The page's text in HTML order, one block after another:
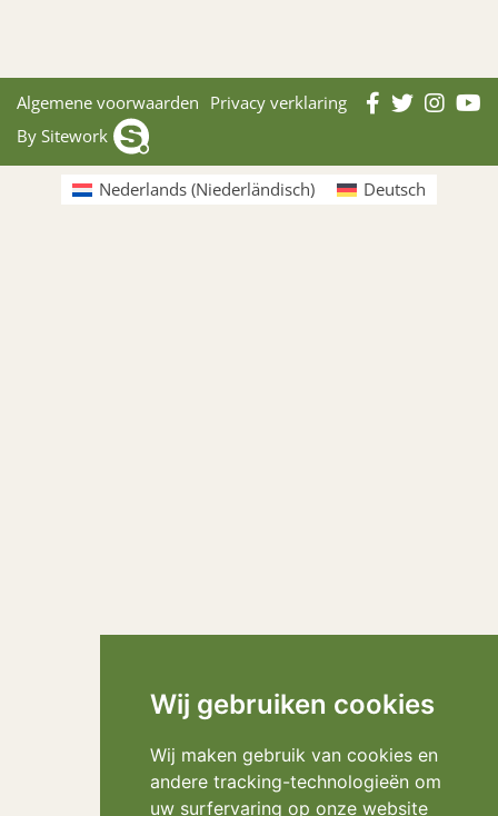
Wij gebruiken cookies
Wij maken gebruik van cookies en
andere tracking-technologieën om
uw surfervaring op onze website
Algemene voorwaarden Privacy verklaring
By Sitework
Nederlands (Niederländisch) Deutsch